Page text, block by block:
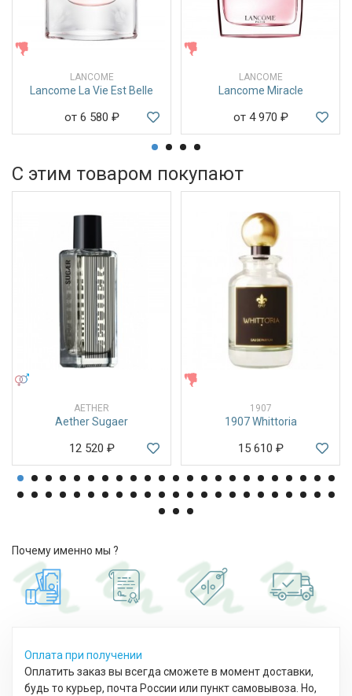
LANCOME
Lancome La Vie Est Belle
от 6 580 ₽
LANCOME
Lancome Miracle
от 4 970 ₽
С этим товаром покупают
AETHER
Aether Sugaer
12 520 ₽
1907
1907 Whittoria
15 610 ₽
Почему именно мы ?
Оплата при получении
Оплатить заказ вы всегда сможете в момент доставки,
будь то курьер, почта России или пункт самовывоза. Но,